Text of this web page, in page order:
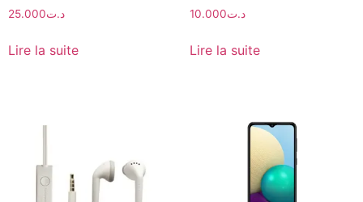
د.ت25.000
Lire la suite
د.ت10.000
Lire la suite